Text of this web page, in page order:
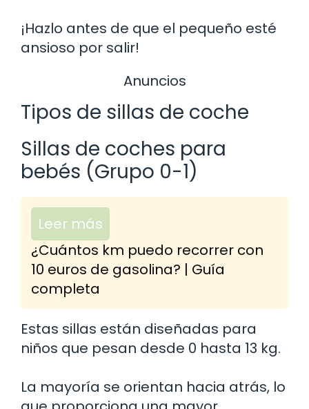
¡Hazlo antes de que el pequeño esté
ansioso por salir!
Anuncios
Tipos de sillas de coche
Sillas de coches para
bebés (Grupo 0-1)
Leer más
¿Cuántos km puedo recorrer con
10 euros de gasolina? | Guía
completa
Estas sillas están diseñadas para
niños que pesan desde 0 hasta 13 kg.
La mayoría se orientan hacia atrás, lo